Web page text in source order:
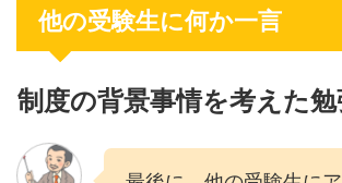
他の受験生に何か一言
制度の背景事情を考えた